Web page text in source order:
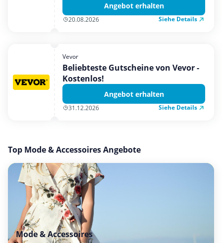
Angebot erhalten
20.08.2026 Siehe Details
Vevor
Beliebteste Gutscheine von Vevor -
Kostenlos!
Angebot erhalten
31.12.2026 Siehe Details
Top Mode & Accessoires Angebote
Mode & Accessoires